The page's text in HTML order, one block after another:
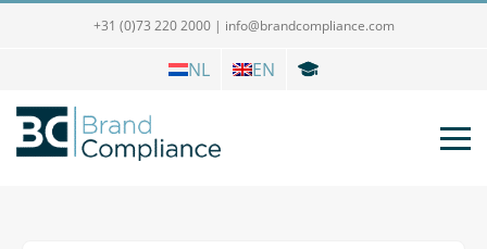
+31 (0)73 220 2000 | info@brandcompliance.com
NL EN